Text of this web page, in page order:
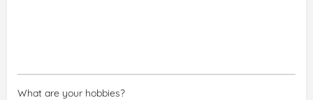
What are your hobbies?